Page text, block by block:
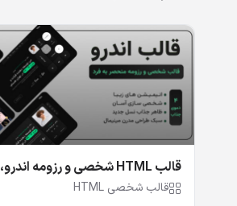
قالب HTML شخصی و رزومه اندرو،
Andrew
قالب شخصی HTML